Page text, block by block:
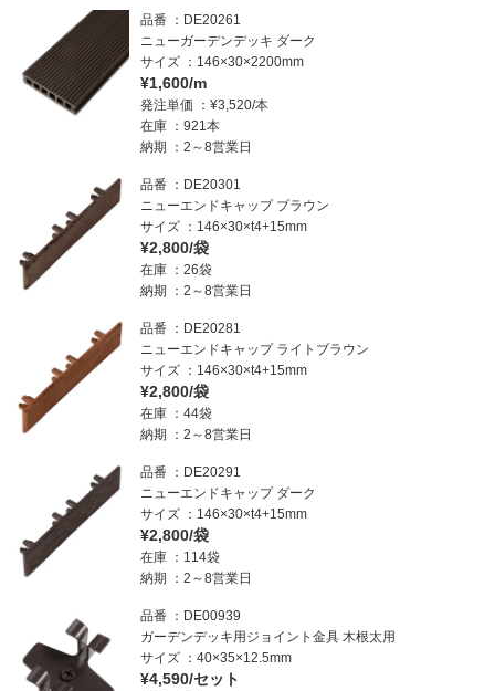
品番
DE20261
ニューガーデンデッキ ダーク
サイズ
146×30×2200mm
¥1,600/m
発注単価
¥3,520/本
在庫
921本
納期
2～8営業日
品番
DE20301
ニューエンドキャップ ブラウン
サイズ
146×30×t4+15mm
¥2,800/袋
在庫
26袋
納期
2～8営業日
品番
DE20281
ニューエンドキャップ ライトブラウン
サイズ
146×30×t4+15mm
¥2,800/袋
在庫
44袋
納期
2～8営業日
品番
DE20291
ニューエンドキャップ ダーク
サイズ
146×30×t4+15mm
¥2,800/袋
在庫
114袋
納期
2～8営業日
品番
DE00939
ガーデンデッキ用ジョイント金具 木根太用
サイズ
40×35×12.5mm
¥4,590/セット